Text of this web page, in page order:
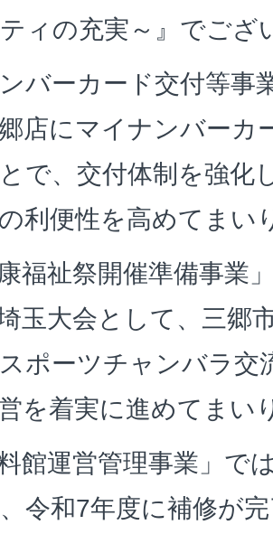
ィの充実～』でござ
ンバーカード交付等事
店にマイナンバーカ
で、交付体制を強化
利便性を高めてまい
康福祉祭開催準備事業
玉大会として、三郷
ポーツチャンバラ交
を着実に進めてまい
料館運営管理事業」で
令和7年度に補修が